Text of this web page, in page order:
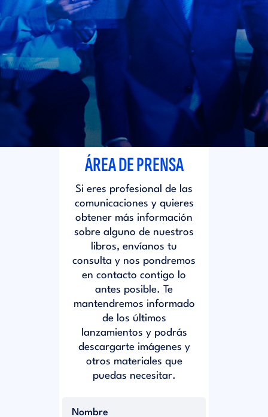
d
i
t
t
o
r
i
ÁREA DE PRENSA
Si eres profesional de las
comunicaciones y quieres
obtener más información
sobre alguno de nuestros
libros, envíanos tu
consulta y nos pondremos
en contacto contigo lo
antes posible. Te
mantendremos informado
de los últimos
lanzamientos y podrás
descargarte imágenes y
otros materiales que
puedas necesitar.